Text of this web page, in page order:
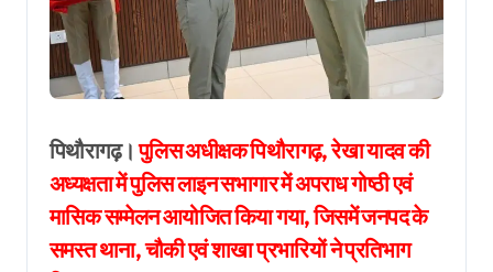
पिथौरागढ़।पुलिस अधीक्षक पिथौरागढ़, रेखा यादव की
अध्यक्षता में पुलिस लाइन सभागार में अपराध गोष्ठी एवं
मासिक सम्मेलन आयोजित किया गया, जिसमें जनपद के
समस्त थाना, चौकी एवं शाखा प्रभारियों ने प्रतिभाग